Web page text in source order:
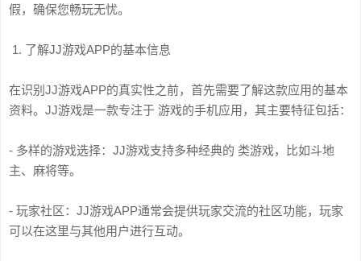
假，确保您畅玩无忧。
1. 了解JJ游戏APP的基本信息
在识别JJ游戏APP的真实性之前，首先需要了解这款应用的基本
资料。JJ游戏是一款专注于 游戏的手机应用，其主要特征包括：
- 多样的游戏选择：JJ游戏支持多种经典的 类游戏，比如斗地
主、麻将等。
- 玩家社区：JJ游戏APP通常会提供玩家交流的社区功能，玩家
可以在这里与其他用户进行互动。